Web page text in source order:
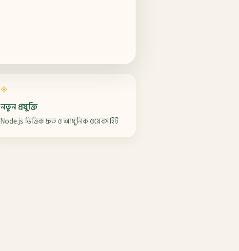
◈
নতুন প্রযুক্তি
Node.js ভিত্তিক দ্রুত ও আধুনিক ওয়েবসাইট